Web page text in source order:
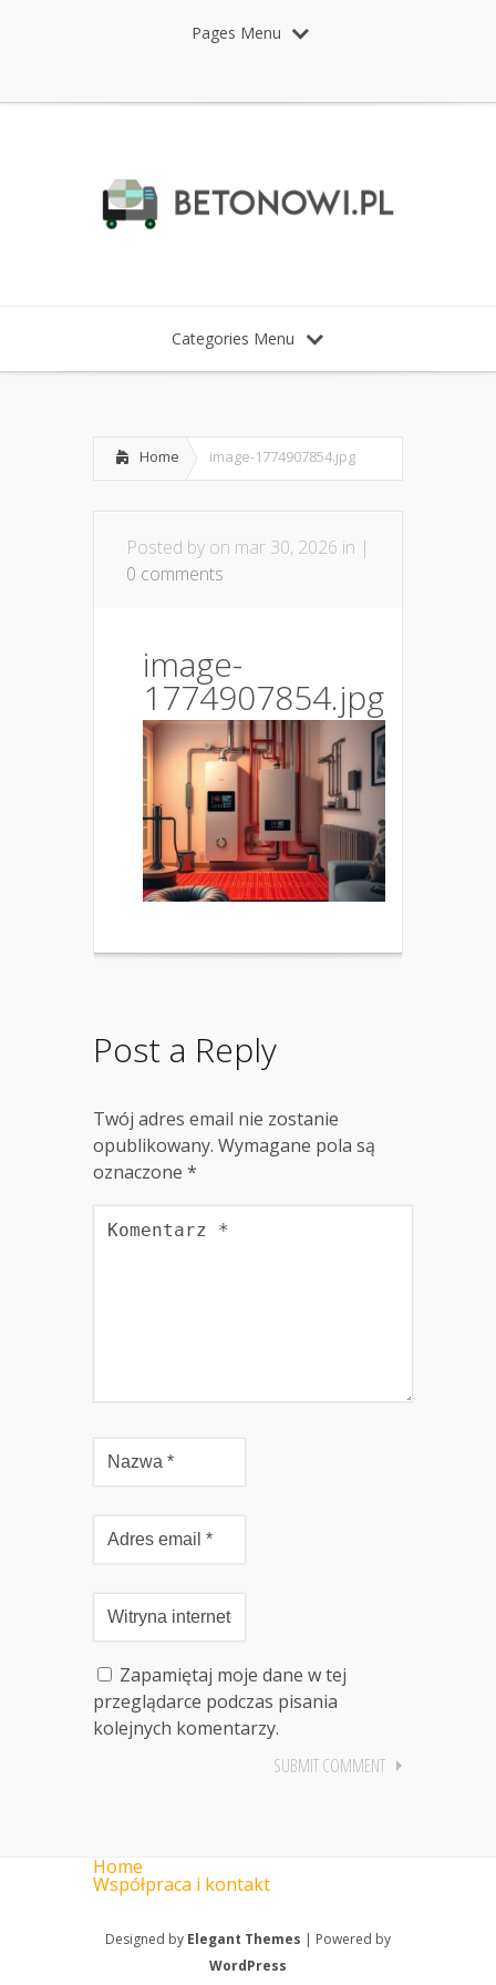
Pages Menu
Categories Menu
Home image-1774907854.jpg
Posted by on mar 30, 2026 in |
0 comments
image-
1774907854.jpg
Post a Reply
Twój adres email nie zostanie
opublikowany. Wymagane pola są
oznaczone *
Zapamiętaj moje dane w tej
przeglądarce podczas pisania
kolejnych komentarzy.
Home
Współpraca i kontakt
Designed by Elegant Themes | Powered by
WordPress